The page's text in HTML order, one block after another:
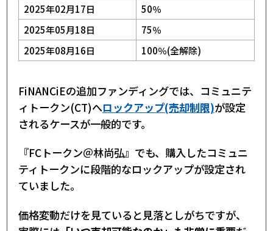
2025年02月17日
50％
2025年05月18日
75％
2025年08月16日
100％(全解除)
FiNANCiEの追加ファンディングでは、コミュニテ
ィトークン(CT)へロックアップ(売却制限)が設定
されるケースが一般的です。
『FCトークン＠林尚弘』でも、購入したコミュニ
ティトークンに段階的なロックアップが設定され
ていました。
価格変動だけを見ていると見落としがちですが、